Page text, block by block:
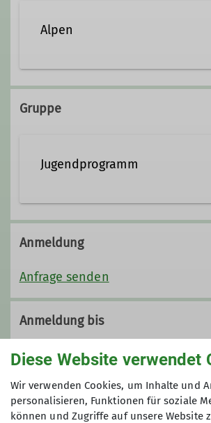
Qualifikationen
Ämter
Alpen
Gruppe
Jugendprogramm
Anmeldung
Anfrage senden
Anmeldung bis
01.08.2025
Maximale Teilnehmeranzahl
Diese Website verwendet
Wir verwenden Cookies, um Inhalte und
personalisieren, Funktionen für soziale
können und Zugriffe auf unsere Website